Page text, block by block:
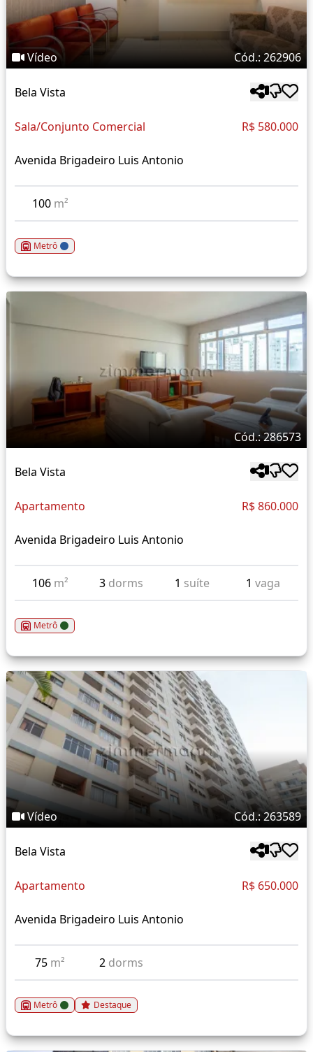
Vídeo Cód.: 262906
Bela Vista
Sala/Conjunto Comercial R$ 580.000
Avenida Brigadeiro Luis Antonio
100 m²
Metrô
Cód.: 286573
Bela Vista
Apartamento R$ 860.000
Avenida Brigadeiro Luis Antonio
106 m² 3 dorms 1 suíte 1 vaga
Metrô
Vídeo Cód.: 263589
Bela Vista
Apartamento R$ 650.000
Avenida Brigadeiro Luis Antonio
75 m² 2 dorms
Metrô Destaque